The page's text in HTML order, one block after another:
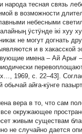
народа тесная связь
в возможности
небесными
ÿстÿнде iкi хуу
не могут догнать
и в хакасской
имена –Ай Apығ
1969, с. 22–43].
обычай айға-кӱнге
вера в то, что сам
все окружающее
живым существам
не случайно дается